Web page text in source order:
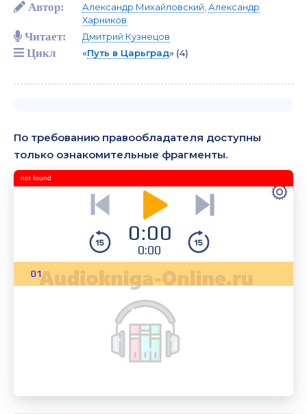
Автор: Александр Михайловский Александр
Харников
Читает: Дмитрий Кузнецов
Цикл «Путь в Царьград» (4)
По требованию правообладателя доступны
только ознакомительные фрагменты.
0:00
0:00
01
not found